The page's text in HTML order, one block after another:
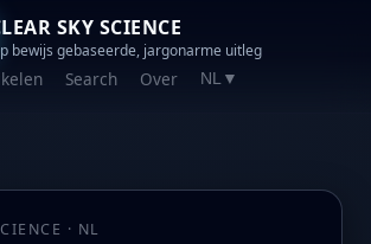
SKY SCIENCE
bewijs gebaseerde, jargonarme uitleg
Search Over NL ▼
· NL